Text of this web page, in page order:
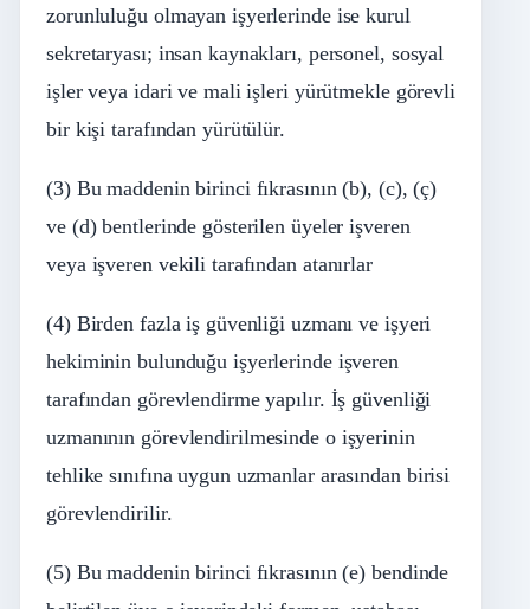
zorunluluğu olmayan işyerlerinde ise kurul
sekretaryası; insan kaynakları, personel, sosyal
işler veya idari ve mali işleri yürütmekle görevli
bir kişi tarafından yürütülür.
(3) Bu maddenin birinci fıkrasının (b), (c), (ç)
ve (d) bentlerinde gösterilen üyeler işveren
veya işveren vekili tarafından atanırlar
(4) Birden fazla iş güvenliği uzmanı ve işyeri
hekiminin bulunduğu işyerlerinde işveren
tarafından görevlendirme yapılır. İş güvenliği
uzmanının görevlendirilmesinde o işyerinin
tehlike sınıfına uygun uzmanlar arasından birisi
görevlendirilir.
(5) Bu maddenin birinci fıkrasının (e) bendinde